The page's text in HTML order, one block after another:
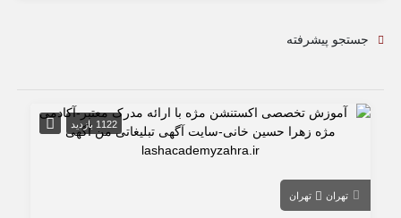
جستجو پیشرفته
1122 بازدید
تهران تهران